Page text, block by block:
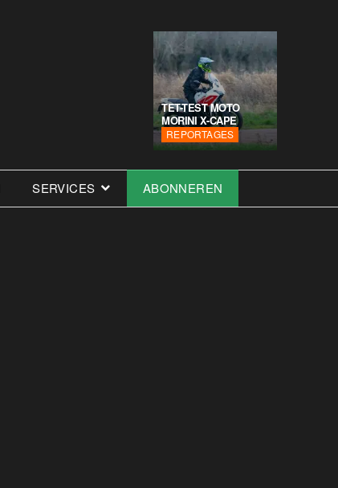
TET-TEST MOTO
MORINI X-CAPE
REPORTAGES
SERVICES ABONNEREN